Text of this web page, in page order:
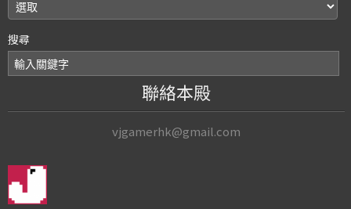
搜尋
聯絡本殿
vjgamerhk@gmail.com